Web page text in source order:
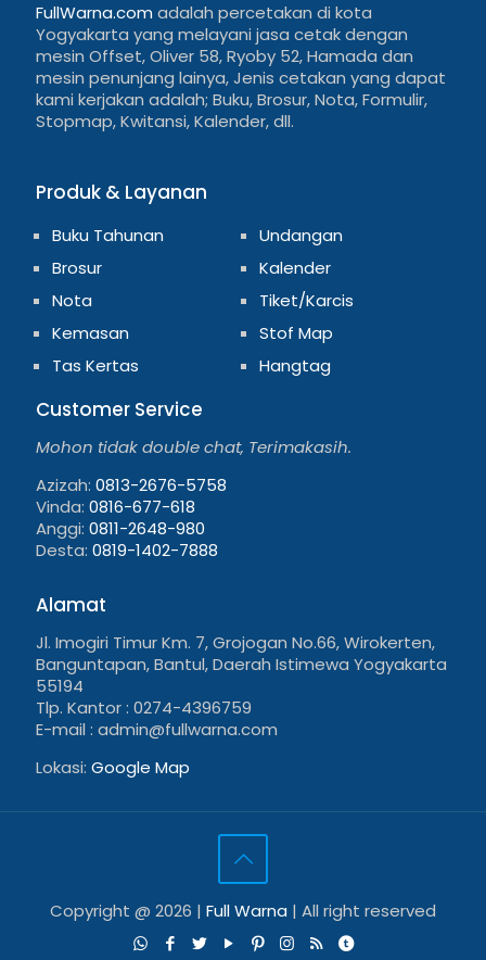
FullWarna.com adalah percetakan di kota
Yogyakarta yang melayani jasa cetak dengan
mesin Offset, Oliver 58, Ryoby 52, Hamada dan
mesin penunjang lainya, Jenis cetakan yang dapat
kami kerjakan adalah; Buku, Brosur, Nota, Formulir,
Stopmap, Kwitansi, Kalender, dll.
Produk & Layanan
Buku Tahunan
Brosur
Nota
Kemasan
Tas Kertas
Undangan
Kalender
Tiket/Karcis
Stof Map
Hangtag
Customer Service
Mohon tidak double chat, Terimakasih.
Azizah: 0813-2676-5758
Vinda: 0816-677-618
Anggi: 0811-2648-980
Desta: 0819-1402-7888
Alamat
Jl. Imogiri Timur Km. 7, Grojogan No.66, Wirokerten,
Banguntapan, Bantul, Daerah Istimewa Yogyakarta
55194
Tlp. Kantor : 0274-4396759
E-mail : admin@fullwarna.com
Lokasi: Google Map
Copyright @ 2026 | Full Warna | All right reserved